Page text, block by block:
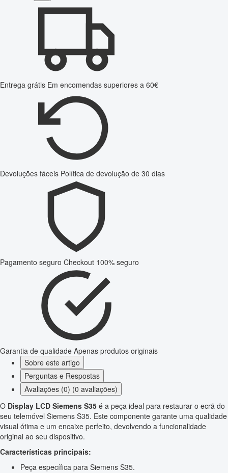
Entrega grátis Em encomendas superiores a 60€
Devoluções fáceis Política de devolução de 30 dias
Pagamento seguro Checkout 100% seguro
Garantia de qualidade Apenas produtos originais
Sobre este artigo
Perguntas e Respostas
Avaliações (0) (0 avaliações)
O Display LCD Siemens S35 é a peça ideal para restaurar o ecrã do
seu telemóvel Siemens S35. Este componente garante uma qualidade
visual ótima e um encaixe perfeito, devolvendo a funcionalidade
original ao seu dispositivo.
Características principais:
Peça específica para Siemens S35.